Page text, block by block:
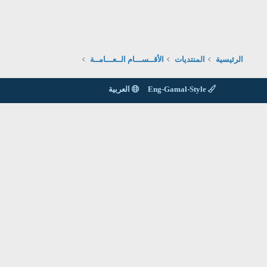
الرئيسية المنتديات الأقــســـام الــعـــامــة
العربية